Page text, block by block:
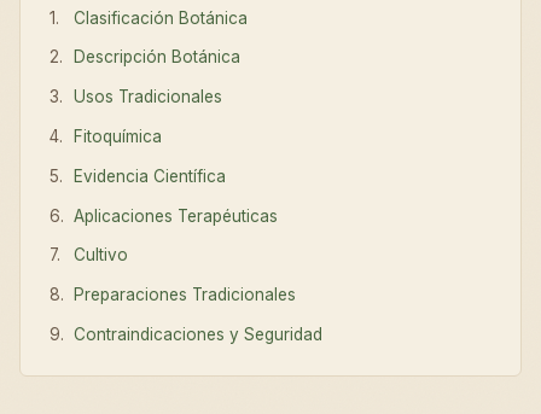
Clasificación Botánica
Descripción Botánica
Usos Tradicionales
Fitoquímica
Evidencia Científica
Aplicaciones Terapéuticas
Cultivo
Preparaciones Tradicionales
Contraindicaciones y Seguridad